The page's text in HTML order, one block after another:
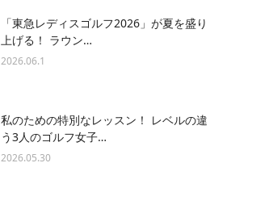
「東急レディスゴルフ2026」が夏を盛り
上げる！ ラウン…
2026.06.1
私のための特別なレッスン！ レベルの違
う3人のゴルフ女子…
2026.05.30